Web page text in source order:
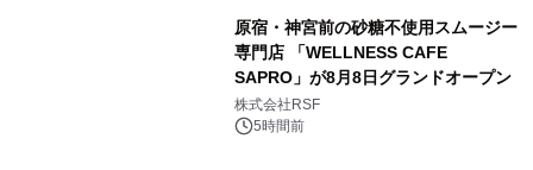
原宿・神宮前の砂糖不使用スムージー
専門店 「WELLNESS CAFE
SAPRO」が8月8日グランドオープン
株式会社RSF
5時間前